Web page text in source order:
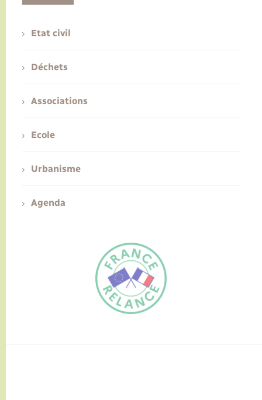
FR
Etat civil
Déchets
Associations
Ecole
Urbanisme
Agenda